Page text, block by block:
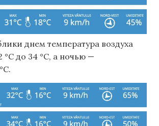
днем ​​температура воздуха
°C до 34 °C, а ночью —